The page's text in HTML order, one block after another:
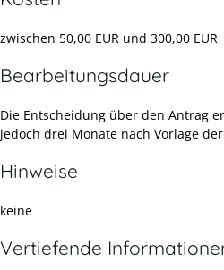
zwischen 50,00 EUR und 300,00 EUR
Bearbeitungsdauer
Die Entscheidung über den Antrag
jedoch drei Monate nach Vorlage
Hinweise
keine
Vertiefende